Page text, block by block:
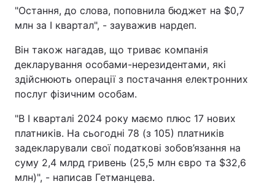
"Остання, до слова, поповнила бюджет на $0,7
млн за I квартал", - зауважив нардеп.
Він також нагадав, що триває компанія
декларування особами-нерезидентами, які
здійснюють операції з постачання електронних
послуг фізичним особам.
"В І кварталі 2024 року маємо плюс 17 нових
платників. На сьогодні 78 (з 105) платників
задекларували свої податкові зобов’язання на
суму 2,4 млрд гривень (25,5 млн євро та $32,6
млн)", - написав Гетманцева.